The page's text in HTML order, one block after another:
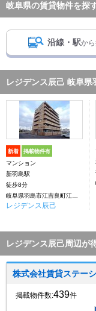
岐阜県の賃貸物件を探
沿線・駅か
レジデンス辰己 岐阜
新着 掲載物件有
マンション
新羽島駅
徒歩8分
レジデンス辰己
レジデンス辰己周辺が
株式会社賃貸ステー
掲載物件数:439件